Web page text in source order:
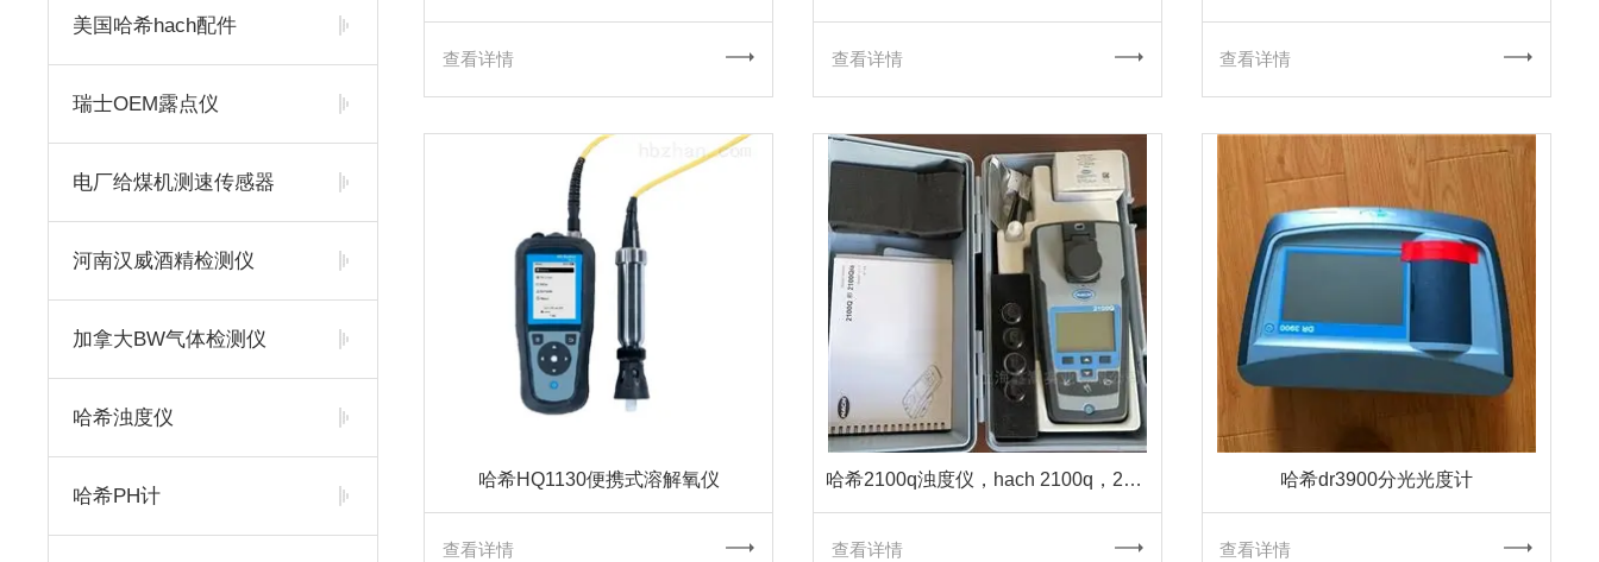
美国哈希hach配件
瑞士OEM露点仪
电厂给煤机测速传感器
河南汉威酒精检测仪
加拿大BW气体检测仪
哈希浊度仪
哈希PH计
查看详情 查看详情 查看详情
哈希HQ1130便携式溶解氧仪
查看详情
哈希2100q浊度仪，hach 2100q，2100q浊度计
查看详情
哈希dr3900分光光度计
查看详情